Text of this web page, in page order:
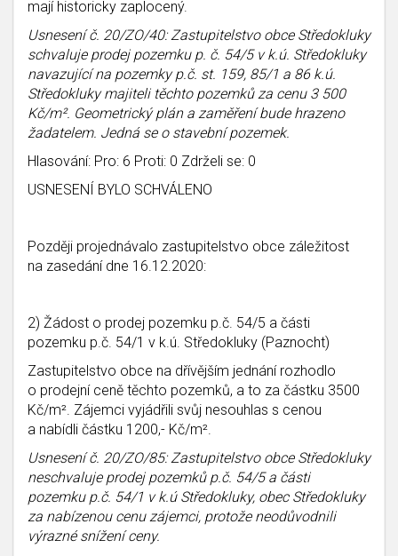
mají historicky zaplocený.
Usnesení č. 20/ZO/40: Zastupitelstvo obce Středokluky
schvaluje prodej pozemku p. č. 54/5 v k.ú. Středokluky
navazující na pozemky p.č. st. 159, 85/1 a 86 k.ú.
Středokluky majiteli těchto pozemků za cenu 3 500
Kč/m². Geometrický plán a zaměření bude hrazeno
žadatelem. Jedná se o stavební pozemek.
Hlasování: Pro: 6 Proti: 0 Zdrželi se: 0
USNESENÍ BYLO SCHVÁLENO
Později projednávalo zastupitelstvo obce záležitost
na zasedání dne 16.12.2020:
2) Žádost o prodej pozemku p.č. 54/5 a části
pozemku p.č. 54/1 v k.ú. Středokluky (Paznocht)
Zastupitelstvo obce na dřívějším jednání rozhodlo
o prodejní ceně těchto pozemků, a to za částku 3500
Kč/m². Zájemci vyjádřili svůj nesouhlas s cenou
a nabídli částku 1200,- Kč/m².
Usnesení č. 20/ZO/85: Zastupitelstvo obce Středokluky
neschvaluje prodej pozemků p.č. 54/5 a části
pozemku p.č. 54/1 v k.ú Středokluky, obec Středokluky
za nabízenou cenu zájemci, protože neodůvodnili
výrazné snížení ceny.